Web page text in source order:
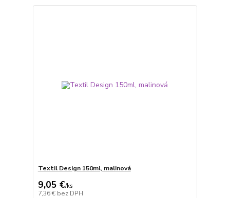
Textil Design 150ml, malinová
9,05 €/ks
7,36 € bez DPH